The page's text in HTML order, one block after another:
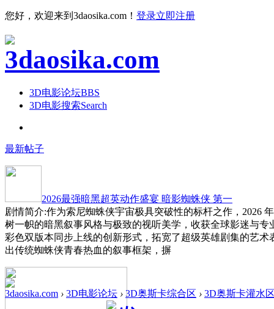
您好，欢迎来到3daosika.com！ 登录立即注册
3D电影论坛BBS
3D电影搜索Search
最新帖子
2026最强暗黑超英动作盛宴 暗影蜘蛛侠 第一
剧情简介:作为索尼蜘蛛侠宇宙极具突破性的标杆之作，2026
树一帜的暗黑叙事风格与极致的视听美学，收获全球影迷与
彩色双版本同步上线的创新形式，拓宽了超级英雄剧集的艺
出传统蜘蛛侠青春热血的叙事框架，摒
3daosika.com › 3D电影论坛 › 3D奥斯卡综合区 › 3D奥斯卡灌水